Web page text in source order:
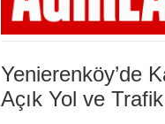
Yenierenköy’de
Açık Yol ve